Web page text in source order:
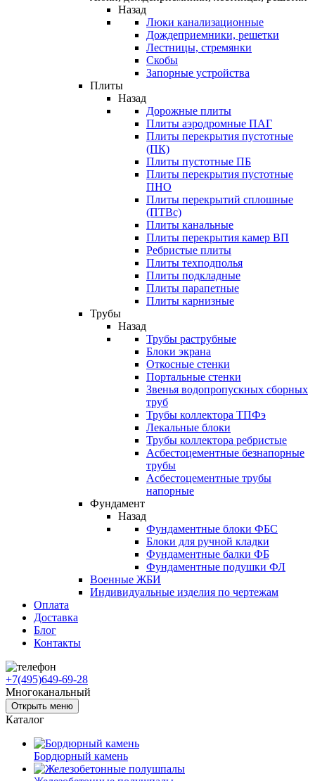
Назад
Люки канализационные
Дождеприемники, решетки
Лестницы, стремянки
Скобы
Запорные устройства
Плиты
Назад
Дорожные плиты
Плиты аэродромные ПАГ
Плиты перекрытия пустотные
(ПК)
Плиты пустотные ПБ
Плиты перекрытия пустотные
ПНО
Плиты перекрытий сплошные
(ПТВс)
Плиты канальные
Плиты перекрытия камер ВП
Ребристые плиты
Плиты техподполья
Плиты подкладные
Плиты парапетные
Плиты карнизные
Трубы
Назад
Трубы раструбные
Блоки экрана
Откосные стенки
Портальные стенки
Звенья водопропускных сборных
труб
Трубы коллектора ТПФэ
Лекальные блоки
Трубы коллектора ребристые
Асбестоцементные безнапорные
трубы
Асбестоцементные трубы
напорные
Фундамент
Назад
Фундаментные блоки ФБС
Блоки для ручной кладки
Фундаментные балки ФБ
Фундаментные подушки ФЛ
Военные ЖБИ
Индивидуальные изделия по чертежам
Оплата
Доставка
Блог
Контакты
+7(495)649-69-28
Многоканальный
Открыть меню
Каталог
Бордюрный камень